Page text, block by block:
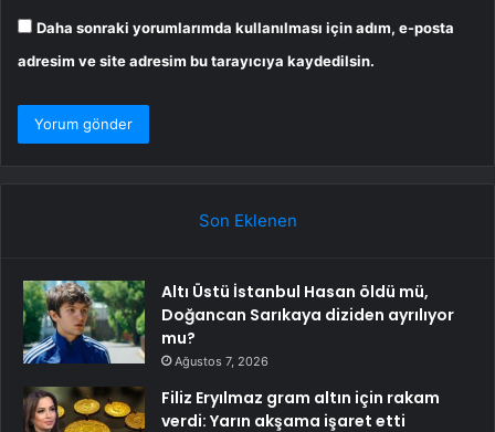
Daha sonraki yorumlarımda kullanılması için adım, e-posta
adresim ve site adresim bu tarayıcıya kaydedilsin.
Son Eklenen
Altı Üstü İstanbul Hasan öldü mü,
Doğancan Sarıkaya diziden ayrılıyor
mu?
Ağustos 7, 2026
Filiz Eryılmaz gram altın için rakam
verdi: Yarın akşama işaret etti